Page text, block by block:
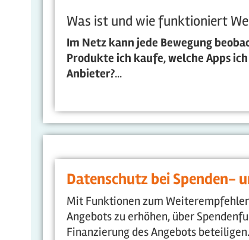
Was ist und wie funktioniert
Im Netz kann jede Bewegung
Produkte ich kaufe, welche Apps
Anbieter?...
Datenschutz bei Spenden-
Mit Funktionen zum
Angebots zu erhöhen, über
Finanzierung des Angebots beteiligen.